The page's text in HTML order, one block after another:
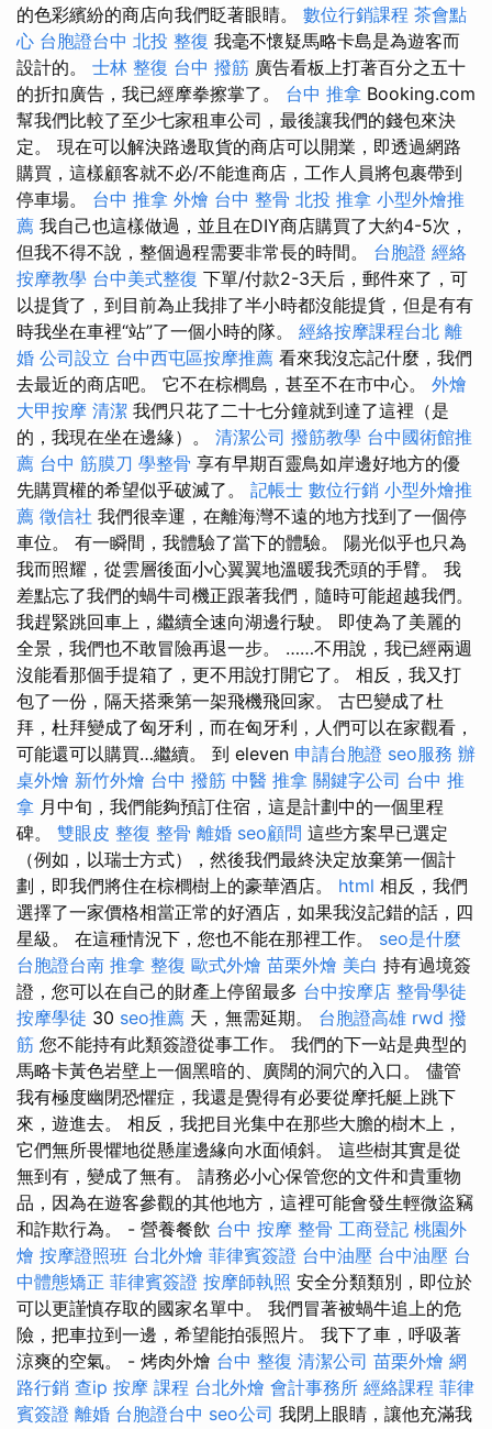
的色彩繽紛的商店向我們眨著眼睛。 數位行銷課程 茶會點
心 台胞證台中 北投 整復 我毫不懷疑馬略卡島是為遊客而
設計的。 士林 整復 台中 撥筋 廣告看板上打著百分之五十
的折扣廣告，我已經摩拳擦掌了。 台中 推拿 Booking.com
幫我們比較了至少七家租車公司，最後讓我們的錢包來決
定。 現在可以解決路邊取貨的商店可以開業，即透過網路
購買，這樣顧客就不必/不能進商店，工作人員將包裹帶到
停車場。 台中 推拿 外燴 台中 整骨 北投 推拿 小型外燴推
薦 我自己也這樣做過，並且在DIY商店購買了大約4-5次，
但我不得不說，整個過程需要非常長的時間。 台胞證 經絡
按摩教學 台中美式整復 下單/付款2-3天后，郵件來了，可
以提貨了，到目前為止我排了半小時都沒能提貨，但是有有
時我坐在車裡“站”了一個小時的隊。 經絡按摩課程台北 離
婚 公司設立 台中西屯區按摩推薦 看來我沒忘記什麼，我們
去最近的商店吧。 它不在棕櫚島，甚至不在市中心。 外燴
大甲按摩 清潔 我們只花了二十七分鐘就到達了這裡（是
的，我現在坐在邊緣）。 清潔公司 撥筋教學 台中國術館推
薦 台中 筋膜刀 學整骨 享有早期百靈鳥如岸邊好地方的優
先購買權的希望似乎破滅了。 記帳士 數位行銷 小型外燴推
薦 徵信社 我們很幸運，在離海灣不遠的地方找到了一個停
車位。 有一瞬間，我體驗了當下的體驗。 陽光似乎也只為
我而照耀，從雲層後面小心翼翼地溫暖我禿頭的手臂。 我
差點忘了我們的蝸牛司機正跟著我們，隨時可能超越我們。
我趕緊跳回車上，繼續全速向湖邊行駛。 即使為了美麗的
全景，我們也不敢冒險再退一步。 ……不用說，我已經兩週
沒能看那個手提箱了，更不用說打開它了。 相反，我又打
包了一份，隔天搭乘第一架飛機飛回家。 古巴變成了杜
拜，杜拜變成了匈牙利，而在匈牙利，人們可以在家觀看，
可能還可以購買…繼續。 到 eleven 申請台胞證 seo服務 辦
桌外燴 新竹外燴 台中 撥筋 中醫 推拿 關鍵字公司 台中 推
拿 月中旬，我們能夠預訂住宿，這是計劃中的一個里程
碑。 雙眼皮 整復 整骨 離婚 seo顧問 這些方案早已選定
（例如，以瑞士方式），然後我們最終決定放棄第一個計
劃，即我們將住在棕櫚樹上的豪華酒店。 html 相反，我們
選擇了一家價格相當正常的好酒店，如果我沒記錯的話，四
星級。 在這種情況下，您也不能在那裡工作。 seo是什麼
台胞證台南 推拿 整復 歐式外燴 苗栗外燴 美白 持有過境簽
證，您可以在自己的財產上停留最多 台中按摩店 整骨學徒
按摩學徒 30 seo推薦 天，無需延期。 台胞證高雄 rwd 撥
筋 您不能持有此類簽證從事工作。 我們的下一站是典型的
馬略卡黃色岩壁上一個黑暗的、廣闊的洞穴的入口。 儘管
我有極度幽閉恐懼症，我還是覺得有必要從摩托艇上跳下
來，遊進去。 相反，我把目光集中在那些大膽的樹木上，
它們無所畏懼地從懸崖邊緣向水面傾斜。 這些樹其實是從
無到有，變成了無有。 請務必小心保管您的文件和貴重物
品，因為在遊客參觀的其他地方，這裡可能會發生輕微盜竊
和詐欺行為。 - 營養餐飲 台中 按摩 整骨 工商登記 桃園外
燴 按摩證照班 台北外燴 菲律賓簽證 台中油壓 台中油壓 台
中體態矯正 菲律賓簽證 按摩師執照 安全分類類別，即位於
可以更謹慎存取的國家名單中。 我們冒著被蝸牛追上的危
險，把車拉到一邊，希望能拍張照片。 我下了車，呼吸著
涼爽的空氣。 - 烤肉外燴 台中 整復 清潔公司 苗栗外燴 網
路行銷 查ip 按摩 課程 台北外燴 會計事務所 經絡課程 菲律
賓簽證 離婚 台胞證台中 seo公司 我閉上眼睛，讓他充滿我